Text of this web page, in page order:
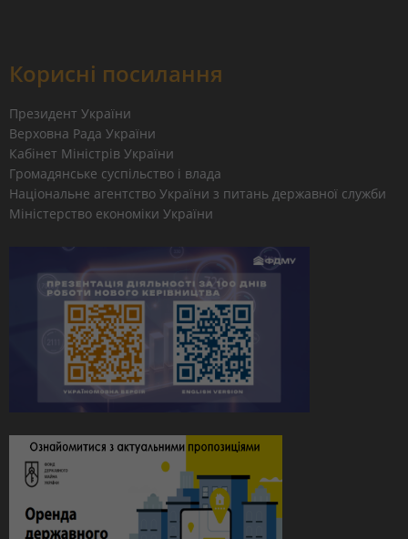
Корисні посилання
Президент України
Верховна Рада України
Кабінет Міністрів України
Громадянське суспільство і влада
Національне агентство України з питань державної служби
Міністерство економіки України